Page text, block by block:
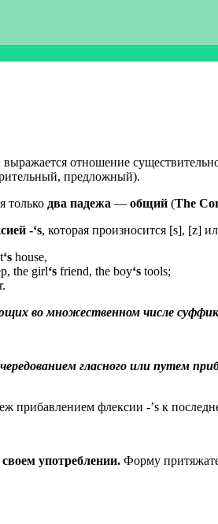
отношение
предложный).
только два падежа — общий (The
-‘s, которая произносится [s], [z]
‘s house,
the girl‘s friend, the boy‘s tools;
во множественном числе
гласного или путем
прибавлением флексии -’s к
употреблении. Форму